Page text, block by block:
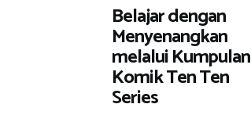
Belajar dengan
Menyenangkan
melalui Kumpulan
Komik Ten Ten
Series